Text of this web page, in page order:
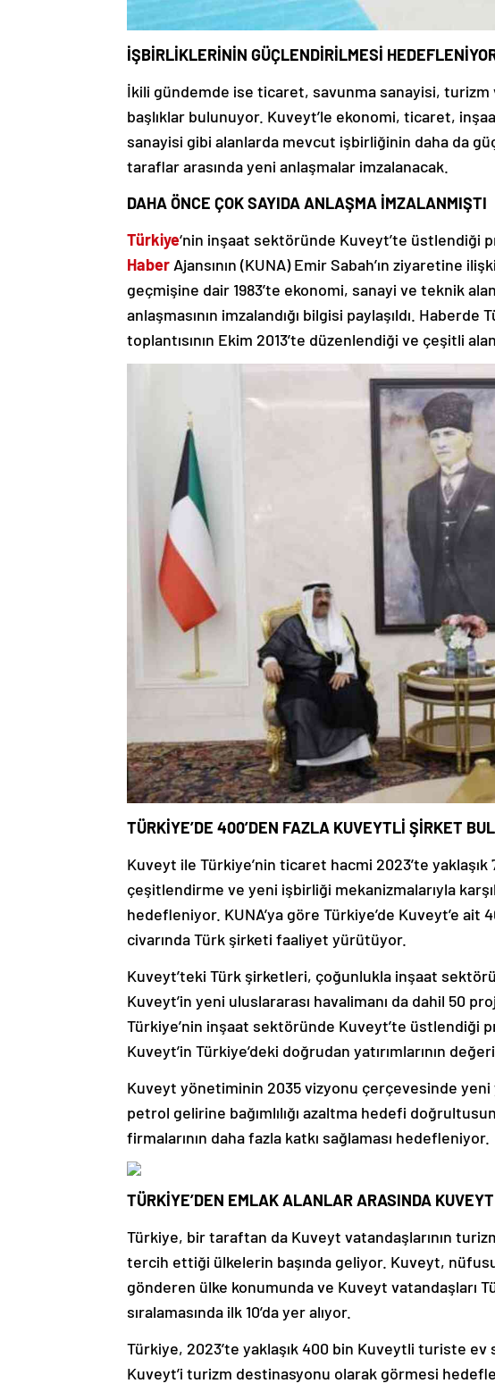
İŞBİRLİKLERİNİN GÜÇLENDİRİLMESİ
İkili gündemde ise ticaret, savunma sanayisi, turizm
başlıklar bulunuyor. Kuveyt’le ekonomi, ticaret,
sanayisi gibi alanlarda mevcut işbirliğinin daha da
taraflar arasında yeni anlaşmalar imzalanacak.
DAHA ÖNCE ÇOK SAYIDA ANLAŞMA İMZALANMIŞTI
Türkiye‘nin inşaat sektöründe Kuveyt’te üstlendiği
Haber Ajansının (KUNA) Emir Sabah’ın ziyaretine
geçmişine dair 1983’te ekonomi, sanayi ve teknik
anlaşmasının imzalandığı bilgisi paylaşıldı.
toplantısının Ekim 2013’te düzenlendiği ve çeşitli
TÜRKİYE’DE 400’DEN FAZLA KUVEYTLİ ŞİRKET
Kuveyt ile Türkiye’nin ticaret hacmi 2023’te
çeşitlendirme ve yeni işbirliği mekanizmalarıyla
hedefleniyor. KUNA’ya göre Türkiye’de Kuveyt’e ait
civarında Türk şirketi faaliyet yürütüyor.
Kuveyt’teki Türk şirketleri, çoğunlukla inşaat
Kuveyt’in yeni uluslararası havalimanı da dahil 50
Türkiye’nin inşaat sektöründe Kuveyt’te üstlendiği
Kuveyt’in Türkiye’deki doğrudan yatırımlarının
Kuveyt yönetiminin 2035 vizyonu çerçevesinde yeni
petrol gelirine bağımlılığı azaltma hedefi
firmalarının daha fazla katkı sağlaması hedefleniyor.
TÜRKİYE’DEN EMLAK ALANLAR ARASINDA KUVEYT
Türkiye, bir taraftan da Kuveyt vatandaşlarının
tercih ettiği ülkelerin başında geliyor. Kuveyt,
gönderen ülke konumunda ve Kuveyt vatandaşları
sıralamasında ilk 10’da yer alıyor.
Türkiye, 2023’te yaklaşık 400 bin Kuveytli turiste ev
Kuveyt’i turizm destinasyonu olarak görmesi